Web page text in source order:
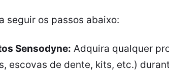
seguir os passos abaixo:
Sensodyne: Adquira qualquer
escovas de dente, kits, etc.)